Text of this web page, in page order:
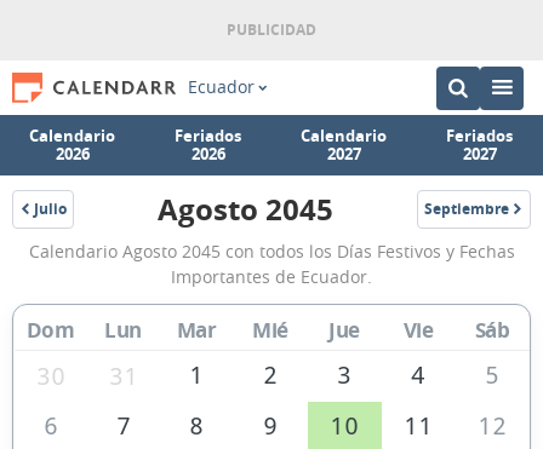
Ecuador
Calendario
2026
Feriados
2026
Calendario
2027
Feriados
2027
Julio
2045
Calendario
Agosto
2045
de
Ecuador
Agosto 2045 Septiembre
2045
Calendario Agosto 2045 con todos los Días Festivos y Fechas
Importantes de Ecuador.
Dom Lun Mar Mié Jue Vie Sáb
30 31 1 2 3 4
5
6
7 8 9 10 11
12